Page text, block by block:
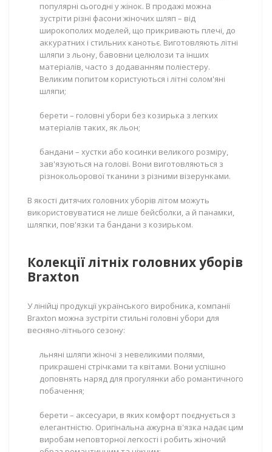
популярні сьогодні у жінок. В продажі можна
зустріти різні фасони жіночих шляп – від
широкополих моделей, що прикривають плечі, до
аккуратних і стильних канотьє. Виготовляють літні
шляпи з льону, бавовни целюлози та інших
матеріалів, часто з додаванням поліестеру.
Великим попитом користуються і літні солом'яні
шляпи;
берети – головні убори без козирька з легких
матеріалів таких, як льон;
бандани – хустки або косинки великого розміру,
зав'язуються на голові. Вони виготовляються з
різнокольорової тканини з різними візерунками.
В якості дитячих головних уборів літом можуть
використовуватися не лише бейсболки, а й панамки,
шляпки, пов'язки та бандани з козирьком.
Колекції літніх головних уборів
Braxton
У лінійці продукції українського виробника, компанії
Braxton можна зустріти стильні головні убори для
весняно-літнього сезону:
льняні шляпи жіночі з невеликими полями,
прикрашені стрічками та квітами. Вони успішно
доповнять наряд для прогулянки або романтичного
побачення;
берети – аксесуари, в яких комфорт поєднується з
елегантністю. Оригінальна ажурна в'язка надає цим
виробам неповторної легкості і робить жіночий